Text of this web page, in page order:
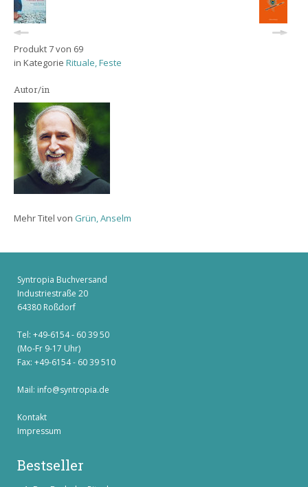
Produkt 7 von 69
in Kategorie Rituale, Feste
Autor/in
Mehr Titel von Grün, Anselm
Syntropia Buchversand
Industriestraße 20
64380 Roßdorf
Tel: +49-6154 - 60 39 50
(Mo-Fr 9-17 Uhr)
Fax: +49-6154 - 60 39 510
Mail: info@syntropia.de
Kontakt
Impressum
Bestseller